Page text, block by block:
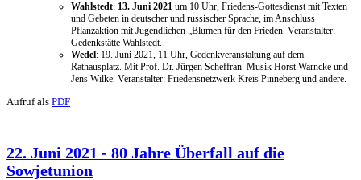
Wahlstedt: 13. Juni 2021 um 10 Uhr, Friedens-Gottesdienst mit Texten
und Gebeten in deutscher und russischer Sprache, im Anschluss
Pflanzaktion mit Jugendlichen „Blumen für den Frieden. Veranstalter:
Gedenkstätte Wahlstedt.
Wedel: 19. Juni 2021, 11 Uhr, Gedenkveranstaltung auf dem
Rathausplatz. Mit Prof. Dr. Jürgen Scheffran. Musik Horst Warncke und
Jens Wilke. Veranstalter: Friedensnetzwerk Kreis Pinneberg und andere.
Aufruf als PDF
22. Juni 2021 - 80 Jahre Überfall auf die
Sowjetunion